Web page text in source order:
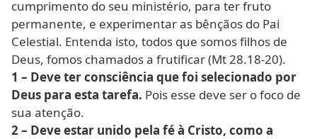
cumprimento do seu ministério, para ter fruto
permanente, e experimentar as bênçãos do Pai
Celestial. Entenda isto, todos que somos filhos de
Deus, fomos chamados a frutificar (Mt 28.18-20).
1 – Deve ter consciência que foi selecionado por
Deus para esta tarefa. Pois esse deve ser o foco de
sua atenção.
2 – Deve estar unido pela fé à Cristo, como a